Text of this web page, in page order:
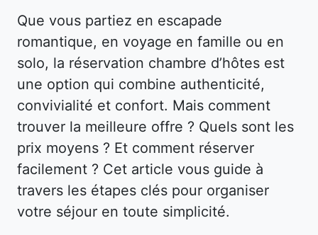
Que vous partiez en escapade
romantique, en voyage en famille ou en
solo, la réservation chambre d’hôtes est
une option qui combine authenticité,
convivialité et confort. Mais comment
trouver la meilleure offre ? Quels sont les
prix moyens ? Et comment réserver
facilement ? Cet article vous guide à
travers les étapes clés pour organiser
votre séjour en toute simplicité.